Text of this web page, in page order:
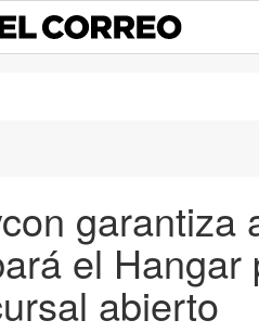
garantiza
el Hangar
abierto